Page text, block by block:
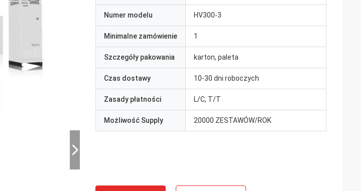
Numer modelu HV300-3
Minimalne zamówienie 1
Szczegóły pakowania karton, paleta
Czas dostawy 10-30 dni roboczych
Zasady płatności L/C, T/T
Możliwość Supply 20000 ZESTAWÓW/ROK